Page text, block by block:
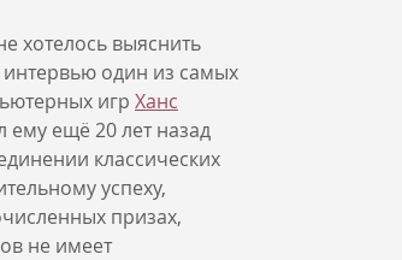
хотелось выяснить
интервью один из самых
игр Ханс
ещё 20 лет назад
классических
успеху,
призах,
не имеет